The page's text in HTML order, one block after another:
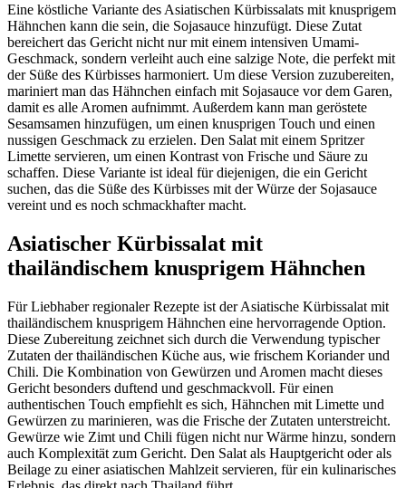
Eine köstliche Variante des Asiatischen Kürbissalats mit knusprigem
Hähnchen kann die sein, die Sojasauce hinzufügt. Diese Zutat
bereichert das Gericht nicht nur mit einem intensiven Umami-
Geschmack, sondern verleiht auch eine salzige Note, die perfekt mit
der Süße des Kürbisses harmoniert. Um diese Version zuzubereiten,
mariniert man das Hähnchen einfach mit Sojasauce vor dem Garen,
damit es alle Aromen aufnimmt. Außerdem kann man geröstete
Sesamsamen hinzufügen, um einen knusprigen Touch und einen
nussigen Geschmack zu erzielen. Den Salat mit einem Spritzer
Limette servieren, um einen Kontrast von Frische und Säure zu
schaffen. Diese Variante ist ideal für diejenigen, die ein Gericht
suchen, das die Süße des Kürbisses mit der Würze der Sojasauce
vereint und es noch schmackhafter macht.
Asiatischer Kürbissalat mit
thailändischem knusprigem Hähnchen
Für Liebhaber regionaler Rezepte ist der Asiatische Kürbissalat mit
thailändischem knusprigem Hähnchen eine hervorragende Option.
Diese Zubereitung zeichnet sich durch die Verwendung typischer
Zutaten der thailändischen Küche aus, wie frischem Koriander und
Chili. Die Kombination von Gewürzen und Aromen macht dieses
Gericht besonders duftend und geschmackvoll. Für einen
authentischen Touch empfiehlt es sich, Hähnchen mit Limette und
Gewürzen zu marinieren, was die Frische der Zutaten unterstreicht.
Gewürze wie Zimt und Chili fügen nicht nur Wärme hinzu, sondern
auch Komplexität zum Gericht. Den Salat als Hauptgericht oder als
Beilage zu einer asiatischen Mahlzeit servieren, für ein kulinarisches